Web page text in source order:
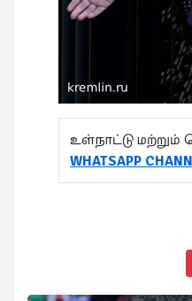
உள்நாட்டு மற்றும்
WHATSAPP